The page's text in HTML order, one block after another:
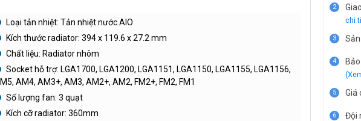
Loại tản nhiệt: Tản nhiệt nước AIO
Kích thước radiator: 394 x 119.6 x 27.2 mm
Chất liệu: Radiator nhôm
Socket hỗ trợ: LGA1700, LGA1200, LGA1151, LGA1150, LGA1155, LGA1156,
AM4, AM3+, AM3, AM2+, AM2, FM2+, FM2, FM1
Số lượng fan: 3 quạt
Kích cỡ radiator: 360mm
2
chi
3
4
5 Giá
6 Đội